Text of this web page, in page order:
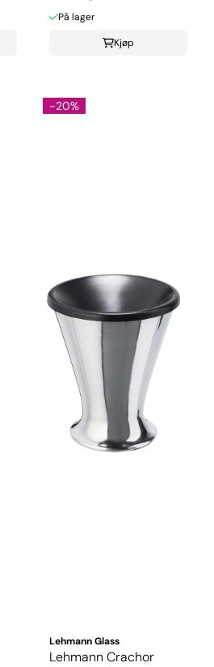
På lager
Kjøp
-20%
Lehmann Glass
Lehmann Crachor